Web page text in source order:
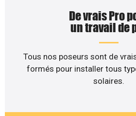
De vrais Pro
un travail de
Tous nos poseurs sont de
formés pour installer tous
solaires.